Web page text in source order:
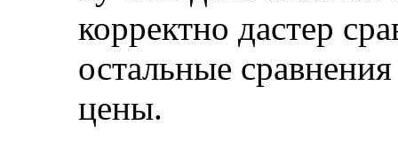
корректно дастер
остальные
цены.